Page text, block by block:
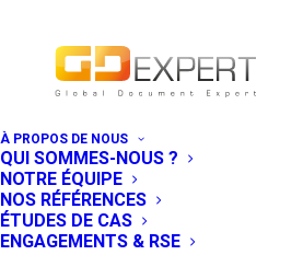
À PROPOS DE NOUS
QUI SOMMES-NOUS ?
NOTRE ÉQUIPE
NOS RÉFÉRENCES
ÉTUDES DE CAS
ENGAGEMENTS & RSE